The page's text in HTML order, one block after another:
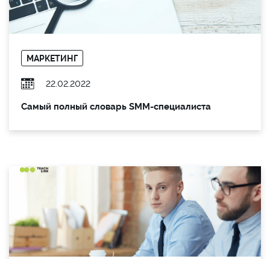
МАРКЕТИНГ
22.02.2022
Самый полный словарь SMM-специалиста